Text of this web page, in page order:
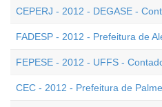
CEPERJ - 2012 - DEGASE -
FADESP - 2012 - Prefeitura de
FEPESE - 2012 - UFFS -
CEC - 2012 - Prefeitura de